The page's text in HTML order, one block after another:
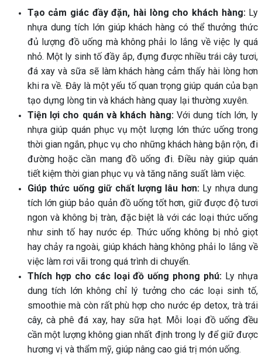
Tạo cảm giác đầy đặn, hài lòng cho khách hàng:Ly
nhựa dung tích lớn giúp khách hàng có thể thưởng thức
đủ lượng đồ uống mà không phải lo lắng về việc ly quá
nhỏ. Một ly sinh tố đầy ắp, đựng được nhiều trái cây tươi,
đá xay và sữa sẽ làm khách hàng cảm thấy hài lòng hơn
khi ra về. Đây là một yếu tố quan trọng giúp quán của bạn
tạo dựng lòng tin và khách hàng quay lại thường xuyên.
Tiện lợi cho quán và khách hàng:Với dung tích lớn, ly
nhựa giúp quán phục vụ một lượng lớn thức uống trong
thời gian ngắn, phục vụ cho những khách hàng bận rộn, đi
đường hoặc cần mang đồ uống đi. Điều này giúp quán
tiết kiệm thời gian phục vụ và tăng năng suất làm việc.
Giúp thức uống giữ chất lượng lâu hơn:Ly nhựa dung
tích lớn giúp bảo quản đồ uống tốt hơn, giữ được độ tươi
ngon và không bị tràn, đặc biệt là với các loại thức uống
như sinh tố hay nước ép. Thức uống không bị nhỏ giọt
hay chảy ra ngoài, giúp khách hàng không phải lo lắng về
việc làm rơi vãi trong quá trình di chuyển.
Thích hợp cho các loại đồ uống phong phú: Ly nhựa
dung tích lớn không chỉ lý tưởng cho các loại sinh tố,
smoothie mà còn rất phù hợp cho nước ép detox, trà trái
cây, cà phê đá xay, hay sữa hạt. Mỗi loại đồ uống đều
cần một lượng không gian nhất định trong ly để giữ được
hương vị và thẩm mỹ, giúp nâng cao giá trị món uống.